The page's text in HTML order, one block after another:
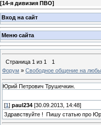
[14-я дивизия ПВО]
Вход на сайт
Меню сайта
Страница 1 из 1
1
Форум » Свободное общение на
Юрий Петрович Трушечкин.
[1 ] paul234 [30.09.2013, 14:48]
Здравствуйте ! Пишу статью про